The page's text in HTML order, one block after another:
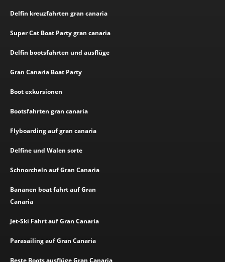
Delfin kreuzfahrten gran canaria
Super Cat Boat Party gran canaria
Delfin bootsfahrten und ausflüge
Gran Canaria Boat Party
Boot exkursionen
Bootsfahrten gran canaria
Flyboarding auf gran canaria
Delfine und Walen sorte
Schnorcheln auf Gran Canaria
Bananen boat fahrt auf Gran
Canaria
Jet-Ski Fahrt auf Gran Canaria
Parasailing auf Gran Canaria
Beste Boots ausflüge Gran Canaria